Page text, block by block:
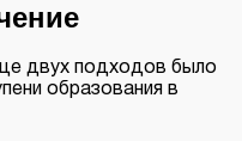
двух подходов было
образования в